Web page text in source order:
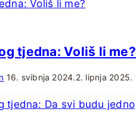
tjedna: Voliš li me?
16. svibnja 2024.2. lipnja 2025.